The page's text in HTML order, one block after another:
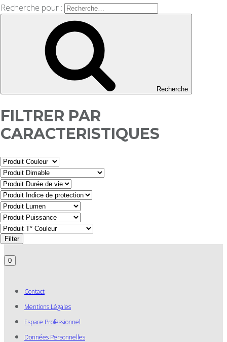
Recherche pour :
Recherche
FILTRER PAR
CARACTERISTIQUES
Filter
0
Contact
Mentions Légales
Espace Professionnel
Données Personnelles